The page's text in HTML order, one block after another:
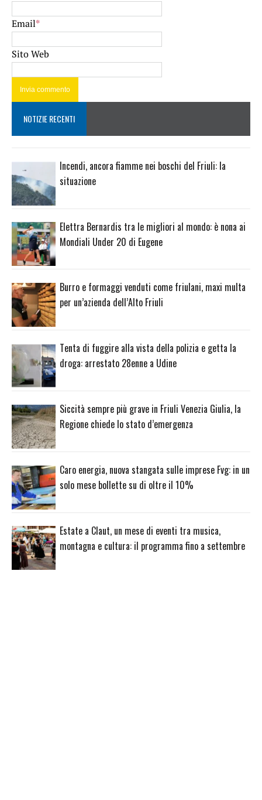
Email*
Sito Web
NOTIZIE RECENTI
Incendi, ancora fiamme nei boschi del Friuli: la
situazione
Elettra Bernardis tra le migliori al mondo: è nona ai
Mondiali Under 20 di Eugene
Burro e formaggi venduti come friulani, maxi multa
per un’azienda dell’Alto Friuli
Tenta di fuggire alla vista della polizia e getta la
droga: arrestato 28enne a Udine
Siccità sempre più grave in Friuli Venezia Giulia, la
Regione chiede lo stato d’emergenza
Caro energia, nuova stangata sulle imprese Fvg: in un
solo mese bollette su di oltre il 10%
Estate a Claut, un mese di eventi tra musica,
montagna e cultura: il programma fino a settembre